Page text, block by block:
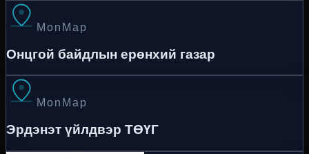
MonMap
Онцгой байдлын ерөнхий газар
MonMap
Эрдэнэт үйлдвэр ТӨҮГ